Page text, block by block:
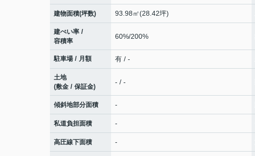
建物面積(坪数) 93.98㎡(28.42坪)
建ぺい率 /
容積率
60%/200%
駐車場 / 月額 有 / -
土地
(敷金 / 保証金)
- / -
傾斜地部分面積 -
私道負担面積 -
高圧線下面積 -